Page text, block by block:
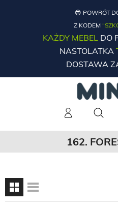
😎 POWRÓT
Z KODEM
KAŻDY MEBELDO
NASTOLATKA
DOSTAWA
162.